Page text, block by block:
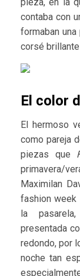
contaba con
formaban
corsé
El color
El hermoso
como pareja
piezas que
primavera/
Maximilan
fashion week
la
presentada
redondo, por
noche tan